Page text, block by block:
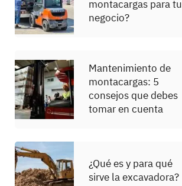
montacargas para tu
negocio?
Mantenimiento de
montacargas: 5
consejos que debes
tomar en cuenta
¿Qué es y para qué
sirve la excavadora?